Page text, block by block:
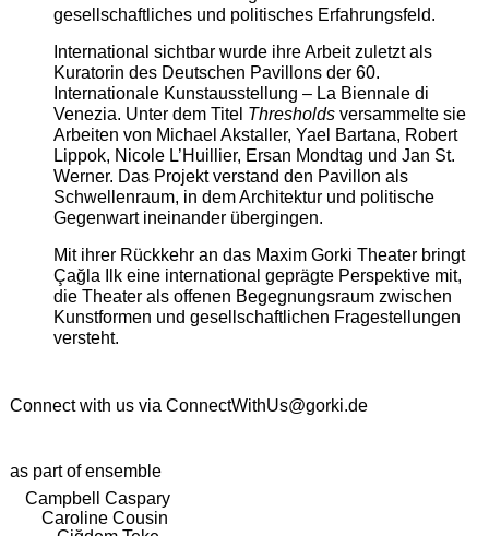
gesellschaftliches und politisches Erfahrungsfeld.
International sichtbar wurde ihre Arbeit zuletzt als
Kuratorin des Deutschen Pavillons der 60.
Internationale Kunstausstellung – La Biennale di
Venezia. Unter dem Titel Thresholdsversammelte sie
Arbeiten von Michael Akstaller, Yael Bartana, Robert
Lippok, Nicole L’Huillier, Ersan Mondtag und Jan St.
Werner. Das Projekt verstand den Pavillon als
Schwellenraum, in dem Architektur und politische
Gegenwart ineinander übergingen.
Mit ihrer Rückkehr an das Maxim Gorki Theater bringt
Çağla Ilk eine international geprägte Perspektive mit,
die Theater als offenen Begegnungsraum zwischen
Kunstformen und gesellschaftlichen Fragestellungen
versteht.
Connect with us via ConnectWithUs@gorki.de
as part of ensemble
Campbell Caspary
Caroline Cousin